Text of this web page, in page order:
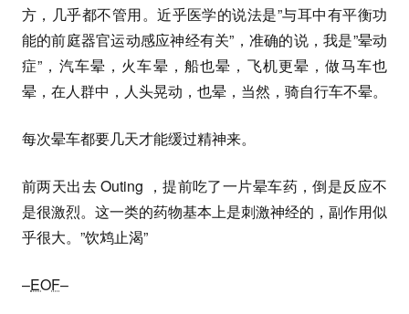
方，几乎都不管用。近乎医学的说法是”与耳中有平衡功
能的前庭器官运动感应神经有关”，准确的说，我是”晕动
症”，汽车晕，火车晕，船也晕，飞机更晕，做马车也
晕，在人群中，人头晃动，也晕，当然，骑自行车不晕。
每次晕车都要几天才能缓过精神来。
前两天出去 Outing ，提前吃了一片晕车药，倒是反应不
是很激烈。这一类的药物基本上是刺激神经的，副作用似
乎很大。”饮鸩止渴”
–EOF–